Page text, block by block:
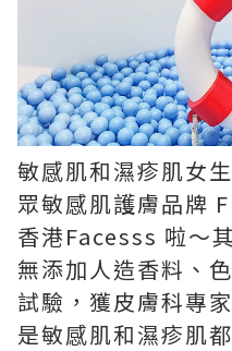
敏感肌和濕疹肌女
眾敏感肌護膚品牌
香港Facesss 啦～
無添加人造香料、
試驗，獲皮膚科專
是敏感肌和濕疹肌